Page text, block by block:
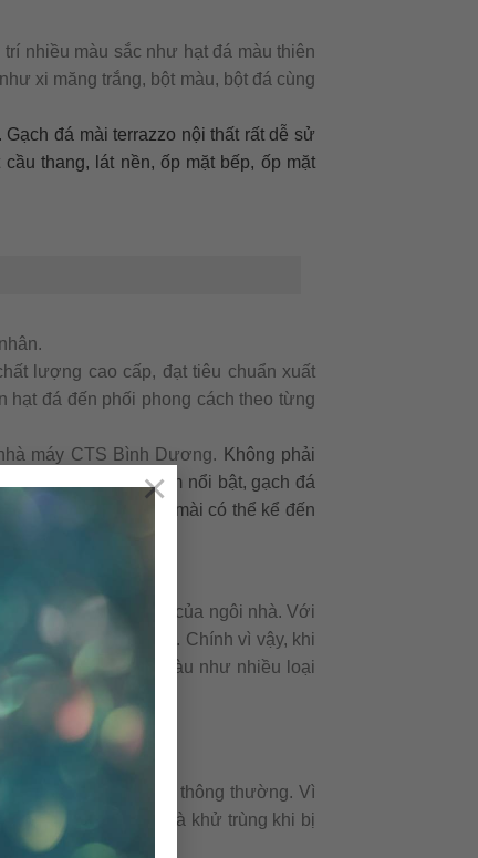
×
nhiều màu sắc như hạt đá màu thiên
xi măng trắng, bột màu, bột đá cùng
đá mài terrazzo nội thất rất dễ sử
thang, lát nền, ốp mặt bếp, ốp mặt
lượng cao cấp, đạt tiêu chuẩn xuất
đá đến phối phong cách theo từng
máy CTS Bình Dương. Không phải
hữu nhiều ưu điểm nổi bật, gạch đá
của gạch bông đá mài có thể kể đến
mỹ và chất lượng của ngôi nhà. Với
lực cao, độ bền tốt. Chính vì vậy, khi
hư hỏng hay phai màu như nhiều loại
nước và chất tẩy rửa thông thường. Vì
vì tính dễ lau chùi và khử trùng khi bị